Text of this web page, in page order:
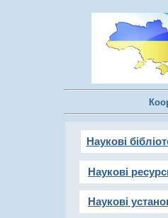
Наукові
Наукові
Наукові